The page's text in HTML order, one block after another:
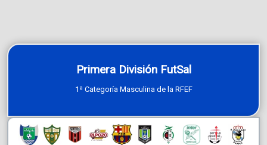
Primera División FutSal
1ª Categoría Masculina de la RFEF